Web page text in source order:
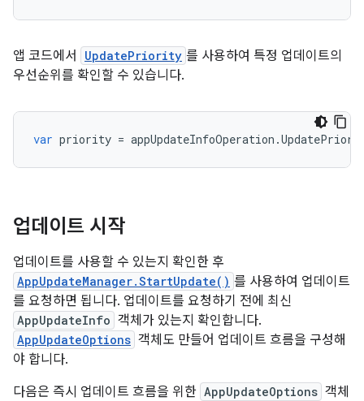
앱 코드에서 UpdatePriority 를 사용하여 특정 업데이트의
우선순위를 확인할 수 있습니다.
var priority = appUpdateInfoOperation .
업데이트 시작
업데이트를 사용할 수 있는지 확인한 후
AppUpdateManager.StartUpdate() 를 사용하여 업데이트
를 요청하면 됩니다. 업데이트를 요청하기 전에 최신
AppUpdateInfo 객체가 있는지 확인합니다.
AppUpdateOptions 객체도 만들어 업데이트 흐름을 구성해
야 합니다.
다음은 즉시 업데이트 흐름을 위한 AppUpdateOptions 객체